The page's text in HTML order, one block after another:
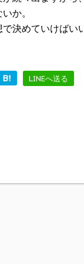
か。
決めていけばい
B! LINEへ送る